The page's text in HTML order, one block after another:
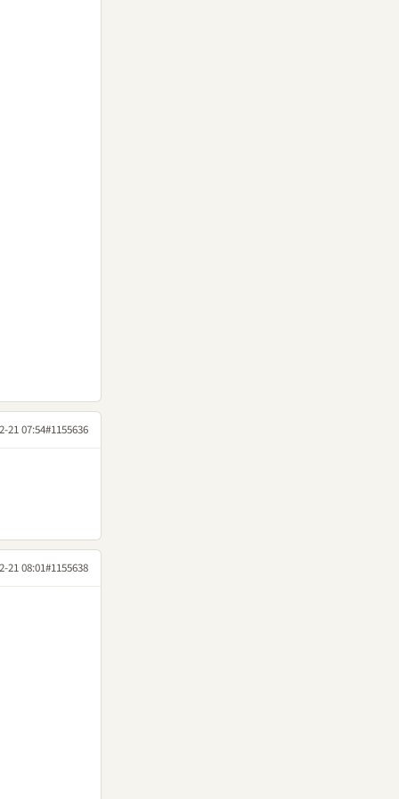
21 07:54#1155636
21 08:01#1155638